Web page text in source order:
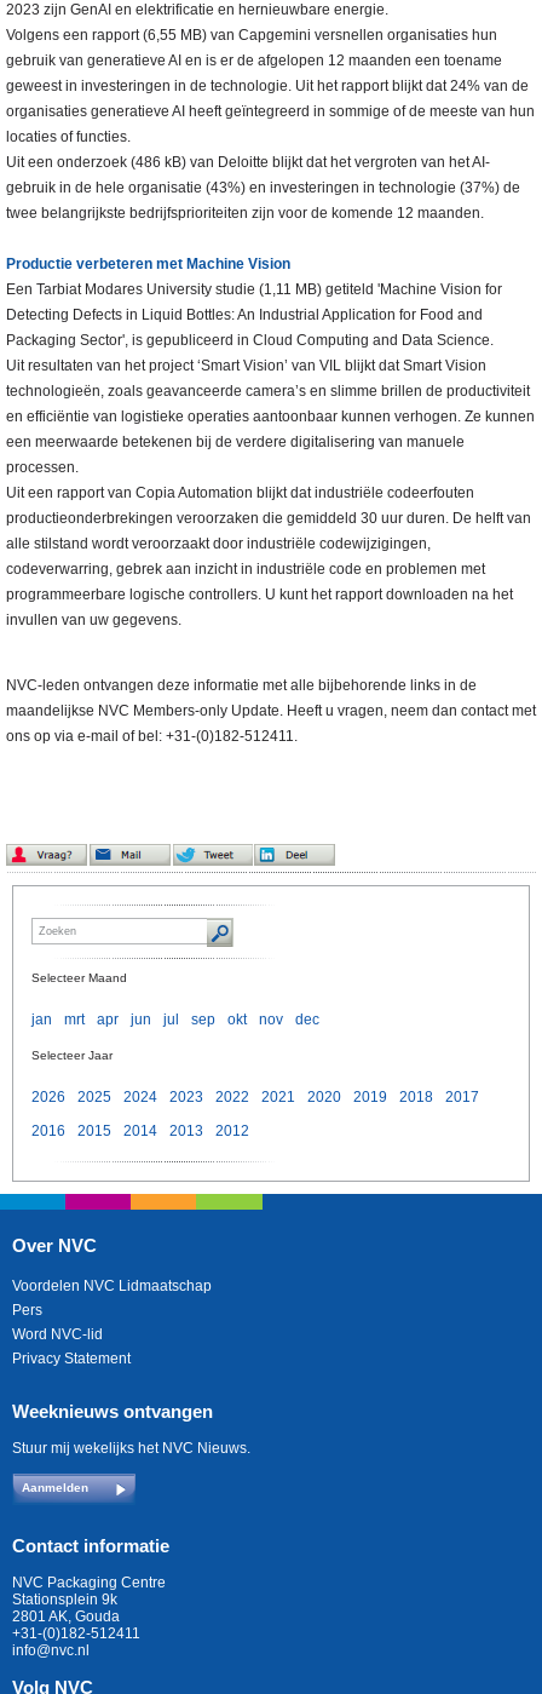
2023 zijn GenAI en elektrificatie en hernieuwbare energie.
Volgens een rapport (6,55 MB) van Capgemini versnellen organisaties hun
gebruik van generatieve AI en is er de afgelopen 12 maanden een toename
geweest in investeringen in de technologie. Uit het rapport blijkt dat 24% van de
organisaties generatieve AI heeft geïntegreerd in sommige of de meeste van hun
locaties of functies.
Uit een onderzoek (486 kB) van Deloitte blijkt dat het vergroten van het AI-
gebruik in de hele organisatie (43%) en investeringen in technologie (37%) de
twee belangrijkste bedrijfsprioriteiten zijn voor de komende 12 maanden.
Productie verbeteren met Machine Vision
Een Tarbiat Modares University studie (1,11 MB) getiteld 'Machine Vision for
Detecting Defects in Liquid Bottles: An Industrial Application for Food and
Packaging Sector', is gepubliceerd in Cloud Computing and Data Science.
Uit resultaten van het project ‘Smart Vision’ van VIL blijkt dat Smart Vision
technologieën, zoals geavanceerde camera’s en slimme brillen de productiviteit
en efficiëntie van logistieke operaties aantoonbaar kunnen verhogen. Ze kunnen
een meerwaarde betekenen bij de verdere digitalisering van manuele
processen.
Uit een rapport van Copia Automation blijkt dat industriële codeerfouten
productieonderbrekingen veroorzaken die gemiddeld 30 uur duren. De helft van
alle stilstand wordt veroorzaakt door industriële codewijzigingen,
codeverwarring, gebrek aan inzicht in industriële code en problemen met
programmeerbare logische controllers. U kunt het rapport downloaden na het
invullen van uw gegevens.
NVC-leden ontvangen deze informatie met alle bijbehorende links in de
maandelijkse NVC Members-only Update. Heeft u vragen, neem dan contact met
ons op via e-mail of bel: +31-(0)182-512411.
Selecteer Maand
jan mrt apr jun jul sep okt nov dec
Selecteer Jaar
2026 2025 2024 2023 2022 2021 2020 2019 2018
2017
2016
2015 2014 2013 2012
Over NVC
Voordelen NVC Lidmaatschap
Pers
Word NVC-lid
Privacy Statement
Weeknieuws ontvangen
Stuur mij wekelijks het NVC Nieuws.
Aanmelden
Contact informatie
NVC Packaging Centre
Stationsplein 9k
2801 AK, Gouda
+31-(0)182-512411
info@nvc.nl
Volg NVC